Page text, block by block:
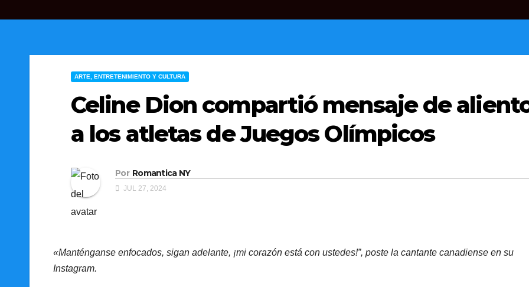
ARTE, ENTRETENIMIENTO Y CULTURA
Celine Dion compartió mensaje de
a los atletas de Juegos Olímpicos
Por Romantica NY
JUL 27, 2024
«Manténganse enfocados, sigan adelante, ¡mi corazón está con ustedes!”, poste la cantante canadiense en su
Instagram.